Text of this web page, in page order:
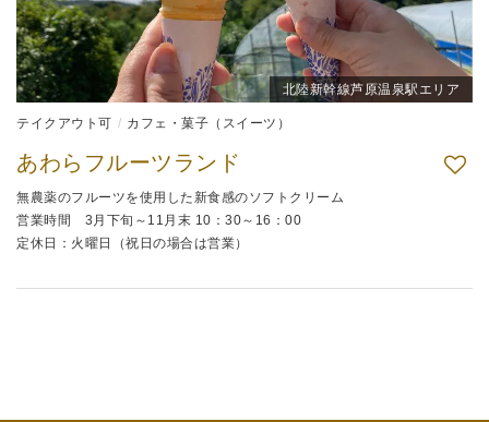
北陸新幹線芦原温泉駅エリア
テイクアウト可 カフェ・菓子（スイーツ）
あわらフルーツランド
無農薬のフルーツを使用した新食感のソフトクリーム
営業時間 3月下旬～11月末 10：30～16：00
定休日：火曜日（祝日の場合は営業）